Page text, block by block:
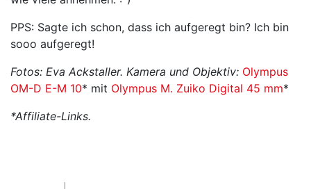
PPS: Sagte ich schon, dass ich aufgeregt bin? Ich bin
sooo aufgeregt!
Fotos: Eva Ackstaller. Kamera und Objektiv: Olympus
OM-D E-M 10* mit Olympus M. Zuiko Digital 45 mm*
*Affiliate-Links.